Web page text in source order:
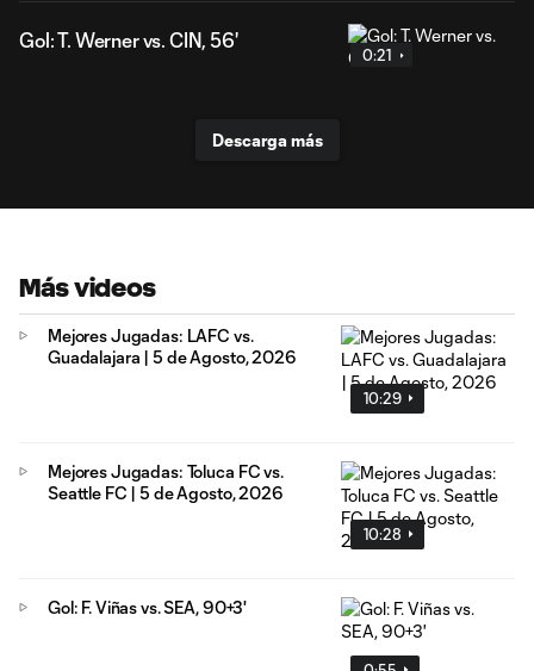
Gol: T. Werner vs. CIN, 56'
0:21
Descarga más
Más videos
10:29
Mejores Jugadas: LAFC vs.
Guadalajara | 5 de Agosto, 2026
10:28
Mejores Jugadas: Toluca FC vs.
Seattle FC | 5 de Agosto, 2026
Gol: F. Viñas vs. SEA, 90+3'